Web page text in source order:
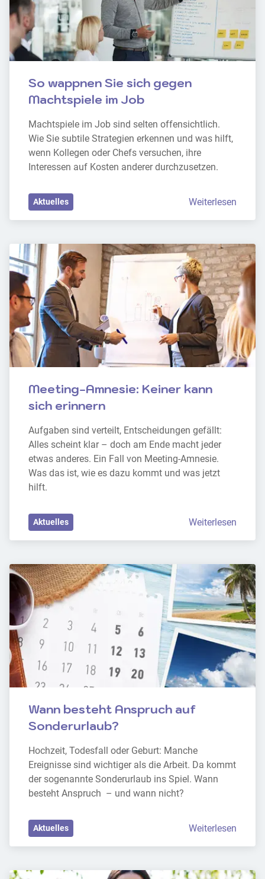
So wappnen Sie sich gegen
Machtspiele im Job
Machtspiele im Job sind selten offensichtlich.
Wie Sie subtile Strategien erkennen und was hilft,
wenn Kollegen oder Chefs versuchen, ihre
Interessen auf Kosten anderer durchzusetzen.
Aktuelles Weiterlesen
Meeting-Amnesie: Keiner kann
sich erinnern
Aufgaben sind verteilt, Entscheidungen gefällt:
Alles scheint klar – doch am Ende macht jeder
etwas anderes. Ein Fall von Meeting-Amnesie.
Was das ist, wie es dazu kommt und was jetzt
hilft.
Aktuelles Weiterlesen
Wann besteht Anspruch auf
Sonderurlaub?
Hochzeit, Todesfall oder Geburt: Manche
Ereignisse sind wichtiger als die Arbeit. Da kommt
der sogenannte Sonderurlaub ins Spiel. Wann
besteht Anspruch  – und wann nicht?
Aktuelles Weiterlesen